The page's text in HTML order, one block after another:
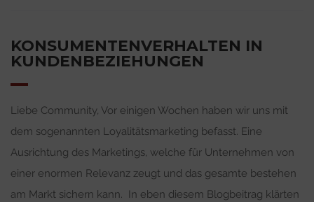
KONSUMENTENVERHALTEN IN
KUNDENBEZIEHUNGEN
Liebe Community, Vor einigen Wochen haben wir uns mit
dem sogenannten Loyalitätsmarketing befasst. Eine
Ausrichtung des Marketings, welche für Unternehmen von
einer enormen Relevanz zeugt und das gesamte bestehen
am Markt sichern kann. In eben diesem Blogbeitrag klärten